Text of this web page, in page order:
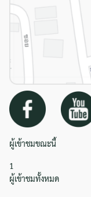
ผู้เข้าชมขณะนี้
1
ผู้เข้าชมทั้งหมด